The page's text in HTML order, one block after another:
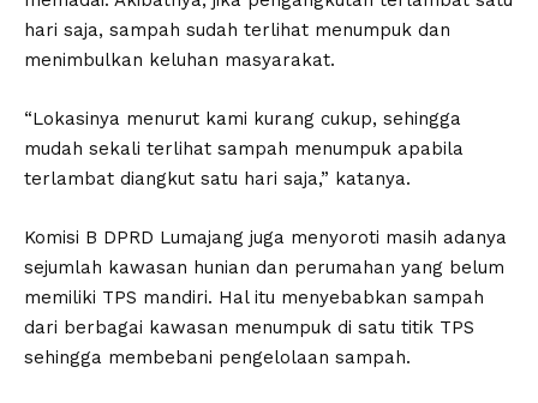
hari saja, sampah sudah terlihat menumpuk dan
menimbulkan keluhan masyarakat.
“Lokasinya menurut kami kurang cukup, sehingga
mudah sekali terlihat sampah menumpuk apabila
terlambat diangkut satu hari saja,” katanya.
Komisi B DPRD Lumajang juga menyoroti masih adanya
sejumlah kawasan hunian dan perumahan yang belum
memiliki TPS mandiri. Hal itu menyebabkan sampah
dari berbagai kawasan menumpuk di satu titik TPS
sehingga membebani pengelolaan sampah.